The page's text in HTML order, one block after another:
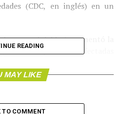
(CDC, en inglés) en un
personal del bote aumentó la
aisló a las personas infectadas
y para reportar los casos,
llegar a Puerto Cañaveral,
READING
MAY LIKE
TO COMMENT